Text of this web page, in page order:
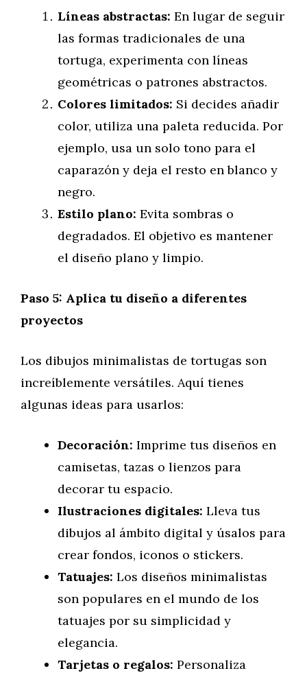
Líneas abstractas: En lugar de seguir
las formas tradicionales de una
tortuga, experimenta con líneas
geométricas o patrones abstractos.
Colores limitados: Si decides añadir
color, utiliza una paleta reducida. Por
ejemplo, usa un solo tono para el
caparazón y deja el resto en blanco y
negro.
Estilo plano: Evita sombras o
degradados. El objetivo es mantener
el diseño plano y limpio.
Paso 5: Aplica tu diseño a diferentes
proyectos
Los dibujos minimalistas de tortugas son
increíblemente versátiles. Aquí tienes
algunas ideas para usarlos:
Decoración: Imprime tus diseños en
camisetas, tazas o lienzos para
decorar tu espacio.
Ilustraciones digitales: Lleva tus
dibujos al ámbito digital y úsalos para
crear fondos, iconos o stickers.
Tatuajes: Los diseños minimalistas
son populares en el mundo de los
tatuajes por su simplicidad y
elegancia.
Tarjetas o regalos: Personaliza